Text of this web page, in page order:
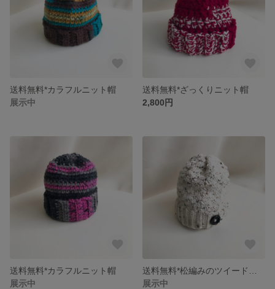
送料無料*カラフルニット帽
展示中
送料無料*ざっくりニット帽
2,800円
送料無料*カラフルニット帽
展示中
展示中